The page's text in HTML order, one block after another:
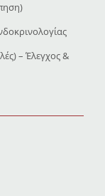
– Έλεγχος &